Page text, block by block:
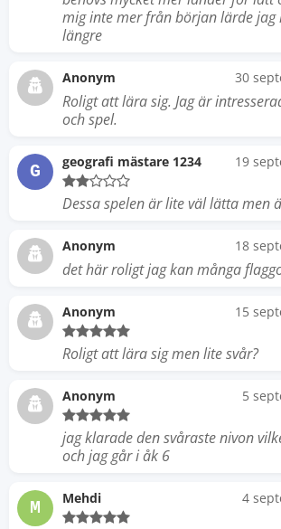
mig inte mer från början lärde jag
längre
Anonym 30
Roligt att lära sig. Jag är
och spel.
G geografi mästare 1234 19
Dessa spelen är lite väl lätta men
Anonym 18
det här roligt jag kan många
Anonym 15
Roligt att lära sig men lite svår?
Anonym 5
jag klarade den svåraste nivon
och jag går i åk 6
M Mehdi 4